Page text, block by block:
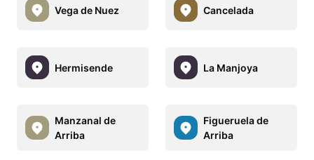
Vega de Nuez Cancelada
Hermisende La Manjoya
Manzanal de
Arriba
Figueruela de
Arriba